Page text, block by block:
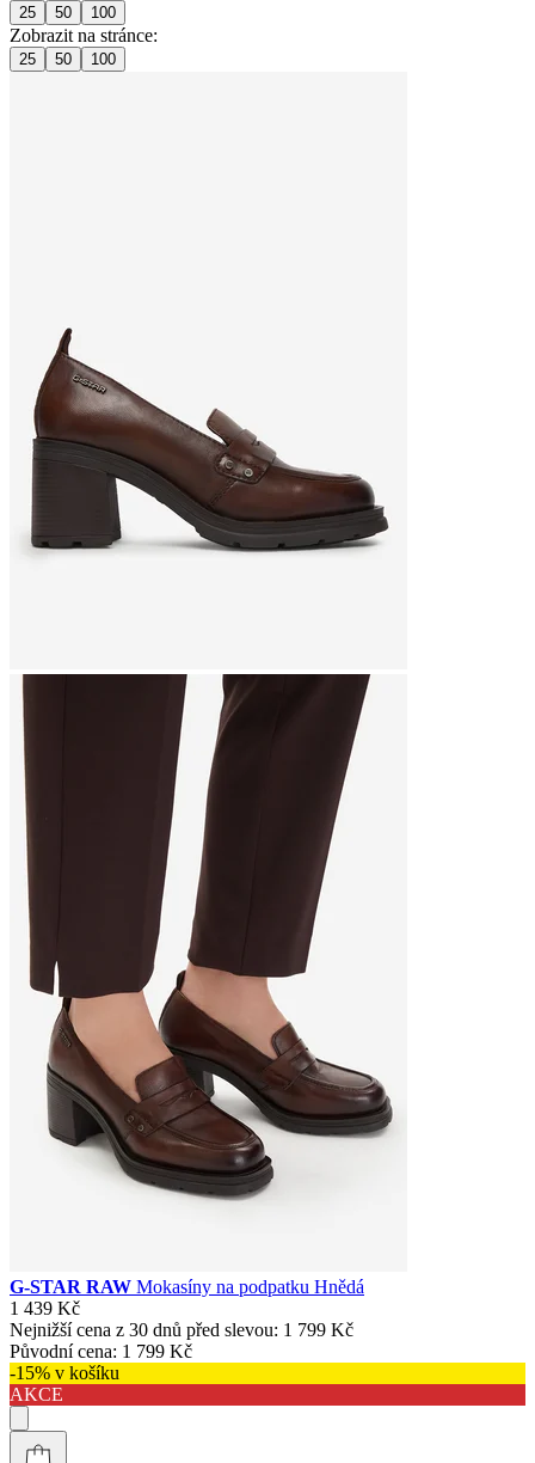
25 50 100
Zobrazit na stránce:
25 50 100
G-STAR RAW Mokasíny na podpatku Hnědá
1 439 Kč
Nejnižší cena z 30 dnů před slevou: 1 799 Kč
Původní cena: 1 799 Kč
-15% v košíku
AKCE